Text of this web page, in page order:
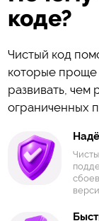
коде?
Чистый код
которые проще
развивать, чем
ограниченных